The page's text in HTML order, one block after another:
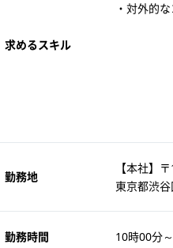
求めるスキル
・対外的
勤務地
【本社】
東京都渋
勤務時間 10時00分